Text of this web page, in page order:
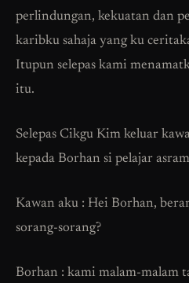
perlindungan, kekuatan dan
karibku sahaja yang ku
Itupun selepas kami
itu.
Selepas Cikgu Kim keluar
kepada Borhan si pelajar
Kawan aku : Hei Borhan,
sorang-sorang?
Borhan : kami malam-malam